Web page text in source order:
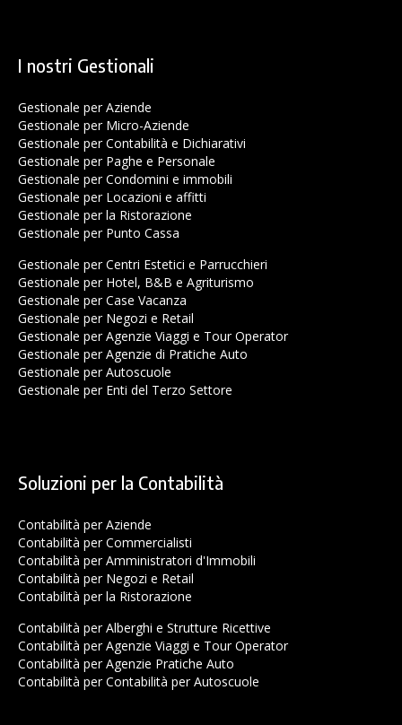
I nostri Gestionali
Gestionale per Aziende
Gestionale per Micro-Aziende
Gestionale per Contabilità e Dichiarativi
Gestionale per Paghe e Personale
Gestionale per Condomini e immobili
Gestionale per Locazioni e affitti
Gestionale per la Ristorazione
Gestionale per Punto Cassa
Gestionale per Centri Estetici e Parrucchieri
Gestionale per Hotel, B&B e Agriturismo
Gestionale per Case Vacanza
Gestionale per Negozi e Retail
Gestionale per Agenzie Viaggi e Tour Operator
Gestionale per Agenzie di Pratiche Auto
Gestionale per Autoscuole
Gestionale per Enti del Terzo Settore
Soluzioni per la Contabilità
Contabilità per Aziende
Contabilità per Commercialisti
Contabilità per Amministratori d'Immobili
Contabilità per Negozi e Retail
Contabilità per la Ristorazione
Contabilità per Alberghi e Strutture Ricettive
Contabilità per Agenzie Viaggi e Tour Operator
Contabilità per Agenzie Pratiche Auto
Contabilità per Contabilità per Autoscuole